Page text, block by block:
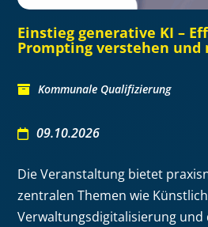
Einstieg generative KI –
Prompting verstehen und
Kommunale Qualifizierung
09.10.2026
Die Veranstaltung bietet
zentralen Themen wie
Verwaltungsdigitalisierung und